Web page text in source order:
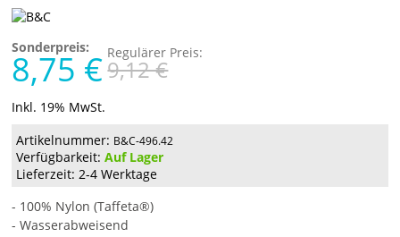
Sonderpreis:
8,75 € Regulärer Preis:
9,12 €
Inkl. 19% MwSt.
Artikelnummer: B&C-496.42
Verfügbarkeit:Auf Lager
Lieferzeit: 2-4 Werktage
- 100% Nylon (Taffeta®)
- Wasserabweisend